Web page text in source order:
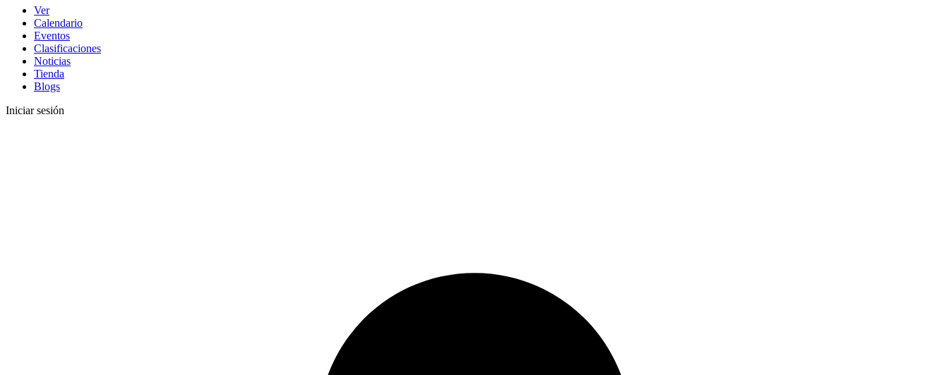
Ver
Calendario
Eventos
Clasificaciones
Noticias
Tienda
Blogs
Iniciar sesión